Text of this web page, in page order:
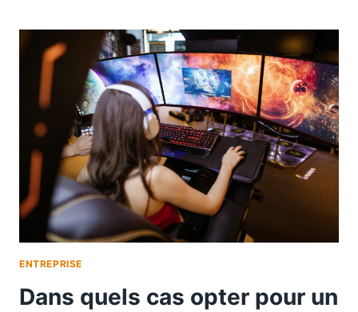
ENTREPRISE
Dans quels cas opter pour un